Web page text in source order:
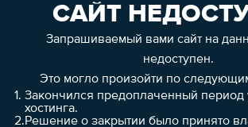
САЙТ
Запрашиваемый вами сайт на
недоступен.
Это могло произойти по
1. Закончился предоплаченный период
хостинга.
2.Решение о закрытии было принято